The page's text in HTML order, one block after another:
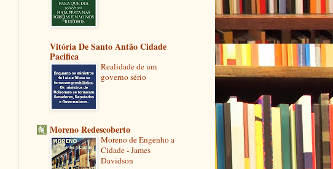
Vitória De Santo Antão Cidade
Pacifica
Realidade de um
governo sério
Moreno Redescoberto
Moreno de Engenho a
Cidade - James
Davidson